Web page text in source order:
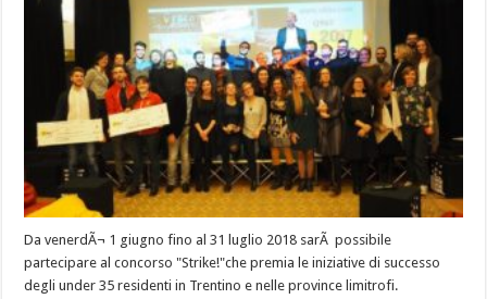
Da venerdÃ¬ 1 giugno fino al 31 luglio 2018 sarÃ possibile
partecipare al concorso "Strike!"che premia le iniziative di successo
degli under 35 residenti in Trentino e nelle province limitrofi.